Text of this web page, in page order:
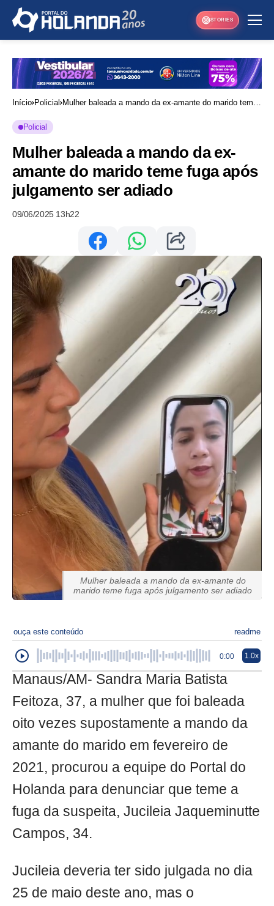
STORIES
Início Policial Mulher baleada a mando da ex-amante do marido teme
Policial
Mulher baleada a mando da ex-
amante do marido teme fuga após
julgamento ser adiado
09/06/2025 13h22
Mulher baleada a mando da ex-amante do
marido teme fuga após julgamento ser adiado
ouça este conteúdo readme
0:00 1.0x
Manaus/AM- Sandra Maria Batista
Feitoza, 37, a mulher que foi baleada
oito vezes supostamente a mando da
amante do marido em fevereiro de
2021, procurou a equipe do Portal do
Holanda para denunciar que teme a
fuga da suspeita, Jucileia Jaqueminutte
Campos, 34.
Jucileia deveria ter sido julgada no dia
25 de maio deste ano, mas o